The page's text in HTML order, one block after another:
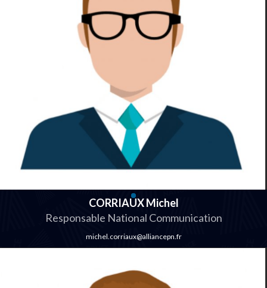
CORRIAUX Michel
Responsable National Communication
michel.corriaux@alliancepn.fr